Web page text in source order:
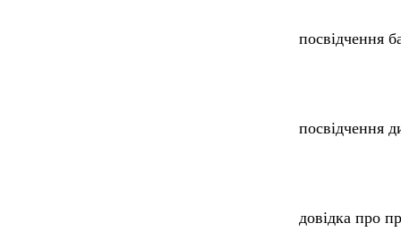
посвідчення
посвідчення
довідка про